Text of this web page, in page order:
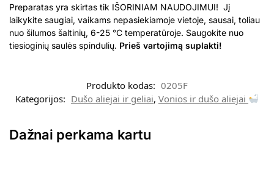
Preparatas yra skirtas tik IŠORINIAM NAUDOJIMUI! Jį
laikykite saugiai, vaikams nepasiekiamoje vietoje, sausai, toliau
nuo šilumos šaltinių, 6-25 °C temperatūroje. Saugokite nuo
tiesioginių saulės spindulių. Prieš vartojimą suplakti!
Produkto kodas: 0205F
Kategorijos: Dušo aliejai ir geliai, Vonios ir dušo aliejai
Dažnai perkama kartu